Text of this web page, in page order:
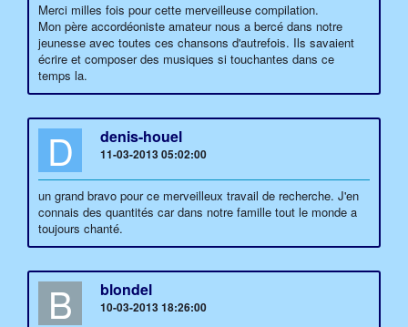
Merci milles fois pour cette merveilleuse compilation.
Mon père accordéoniste amateur nous a bercé dans notre
jeunesse avec toutes ces chansons d'autrefois. Ils savaient
écrire et composer des musiques si touchantes dans ce
temps la.
D denis-houel
11-03-2013 05:02:00
un grand bravo pour ce merveilleux travail de recherche. J'en
connais des quantités car dans notre famille tout le monde a
toujours chanté.
B blondel
10-03-2013 18:26:00